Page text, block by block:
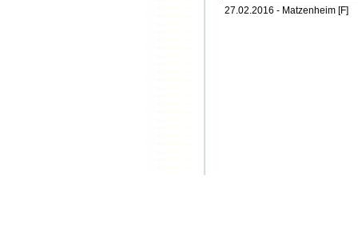
27.02.2016 - Matzenheim [F]